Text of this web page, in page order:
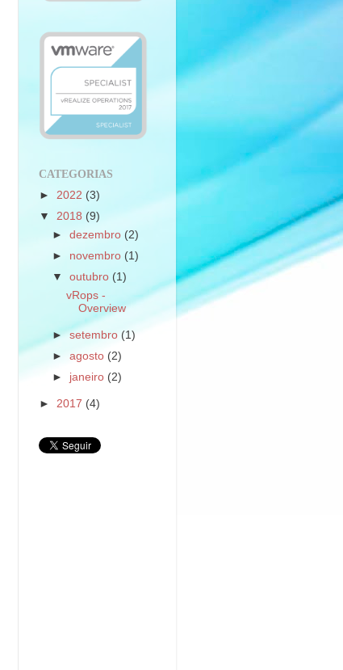
CATEGORIAS
► 2022 (3)
▼ 2018 (9)
►dezembro (2)
► novembro (1)
▼outubro (1)
vRops -
Overview
►setembro (1)
►agosto (2)
► janeiro (2)
► 2017 (4)